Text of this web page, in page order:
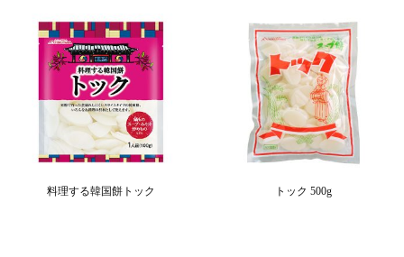
料理する韓国餅トック トック 500g